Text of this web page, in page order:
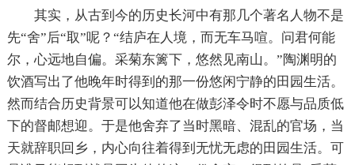
其实，从古到今的历史长河中有那几个著名人物不是
先“舍”后“取”呢？“结庐在人境，而无车马喧。问君何能
尔，心远地自偏。采菊东篱下，悠然见南山。”陶渊明的
饮酒写出了他晚年时得到的那一份悠闲宁静的田园生活。
然而结合历史背景可以知道他在做彭泽令时不愿与品质低
下的督邮想迎。于是他舍弃了当时黑暗、混乱的官场，当
天就辞职回乡，内心向往着得到无忧无虑的田园生活。可